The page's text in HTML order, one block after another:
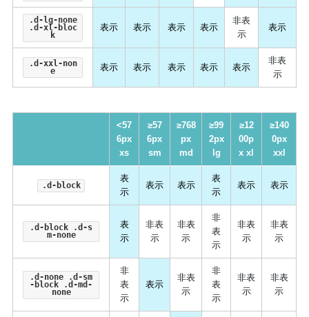
.d-lg-none
.d-xl-bloc
k
表示 表示 表示 表示
非表
示
表示
.d-xxl-non
e 表示 表示 表示 表示 表示
非表
示
<57
6px
xs
≥57
6px
sm
≥768
px
md
≥99
2px
lg
≥12
00p
x xl
≥140
0px
xxl
.d-block
表
示
表示 表示
表
示
表示 表示
.d-block .d-s
m-none
表
示
非表
示
非表
示
非
表
示
非表
示
非表
示
.d-none .d-sm
-block .d-md-
none
非
表
示
表示
非表
示
非
表
示
非表
示
非表
示